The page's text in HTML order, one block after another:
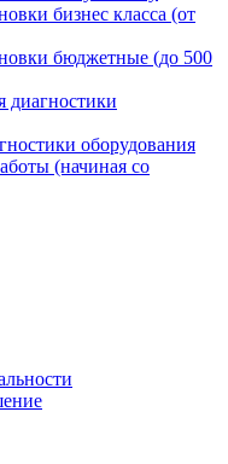
бизнес класса (от
бюджетные (до 500
диагностики
оборудования
(начиная со